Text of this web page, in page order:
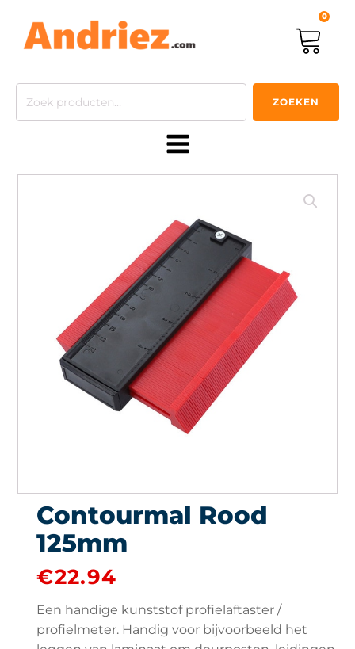
0
Zoeken
ZOEKEN
Contourmal Rood
125mm
€22.94
Een handige kunststof profielaftaster /
profielmeter. Handig voor bijvoorbeeld het